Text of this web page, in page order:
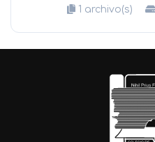
1 archivo(s)